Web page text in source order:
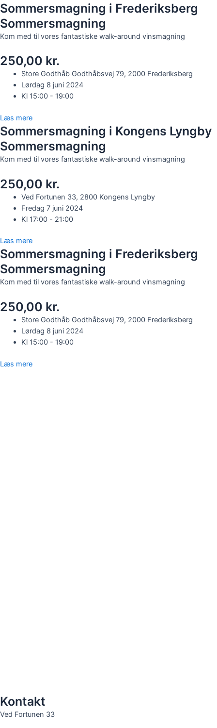
Sommersmagning i Frederiksberg
Sommersmagning
Kom med til vores fantastiske walk-around vinsmagning
250,00 kr.
Store Godthåb Godthåbsvej 79, 2000 Frederiksberg
Lørdag 8 juni 2024
Kl 15:00 - 19:00
Læs mere
Sommersmagning i Kongens Lyngby
Sommersmagning
Kom med til vores fantastiske walk-around vinsmagning
250,00 kr.
Ved Fortunen 33, 2800 Kongens Lyngby
Fredag 7 juni 2024
Kl 17:00 - 21:00
Læs mere
Sommersmagning i Frederiksberg
Sommersmagning
Kom med til vores fantastiske walk-around vinsmagning
250,00 kr.
Store Godthåb Godthåbsvej 79, 2000 Frederiksberg
Lørdag 8 juni 2024
Kl 15:00 - 19:00
Læs mere
Kontakt
Ved Fortunen 33